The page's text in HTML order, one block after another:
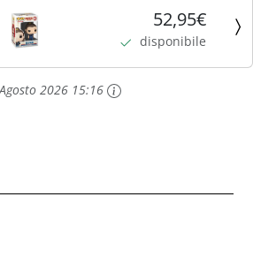
- Idea Regalo -
- Giocattoli per Bambini e...
52,95€
disponibile
2026 15:16